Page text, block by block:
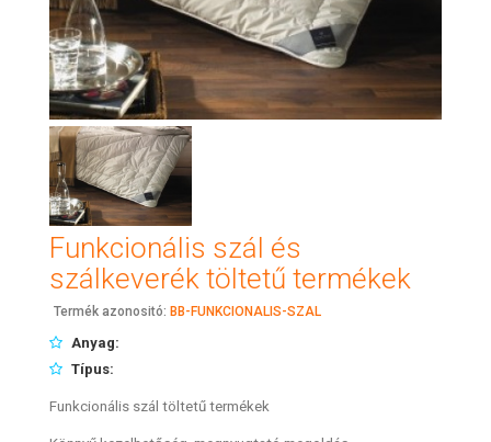
Funkcionális szál és
szálkeverék töltetű termékek
Termék azonositó: BB-FUNKCIONALIS-SZAL
Anyag:
Típus:
Funkcionális szál töltetű termékek